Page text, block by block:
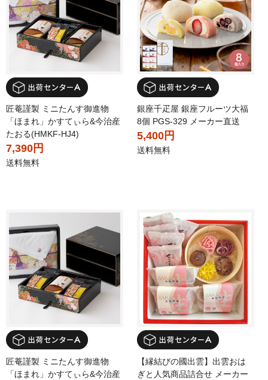
匠菴謹製 ミニたんす御進物
「ほまれ」かすてぃら&今治産
たおる(HMKF-HJ4)
7,390円
送料無料
銀座千疋屋 銀座フルーツ大福
8個 PGS-329 メーカー直送
5,400円
送料無料
匠菴謹製 ミニたんす御進物
「ほまれ」かすてぃら&今治産
【縁結びの國出雲】出雲おは
ぎと人気商品詰合せ メーカー